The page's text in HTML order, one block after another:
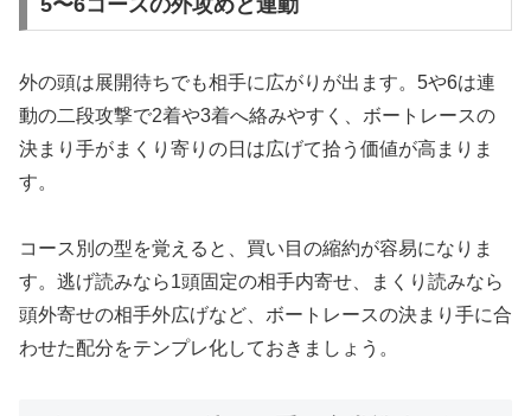
外の頭は展開待ちでも相手に広がりが出ます。5や6は連
動の二段攻撃で2着や3着へ絡みやすく、ボートレースの
決まり手がまくり寄りの日は広げて拾う価値が高まりま
す。
コース別の型を覚えると、買い目の縮約が容易になりま
す。逃げ読みなら1頭固定の相手内寄せ、まくり読みなら
頭外寄せの相手外広げなど、ボートレースの決まり手に合
わせた配分をテンプレ化しておきましょう。